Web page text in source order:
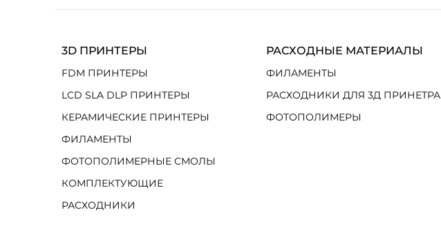
3D ПРИНТЕРЫ
FDM ПРИНТЕРЫ
LCD SLA DLP ПРИНТЕРЫ
КЕРАМИЧЕСКИЕ ПРИНТЕРЫ
ФИЛАМЕНТЫ
ФОТОПОЛИМЕРНЫЕ СМОЛЫ
КОМПЛЕКТУЮЩИЕ
РАСХОДНИКИ
РАСХОДНЫЕ МАТЕРИАЛЫ
ФИЛАМЕНТЫ
РАСХОДНИКИ ДЛЯ 3Д ПРИНЕТРА
ФОТОПОЛИМЕРЫ